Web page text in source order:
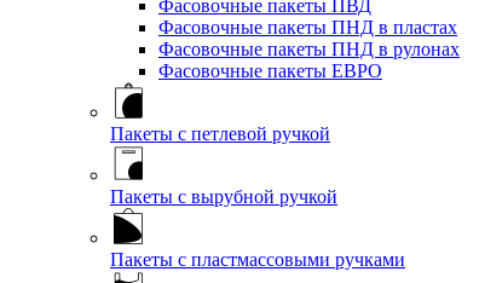
Фасовочные пакеты ПВД
Фасовочные пакеты ПНД в пластах
Фасовочные пакеты ПНД в рулонах
Фасовочные пакеты ЕВРО
Пакеты с петлевой ручкой
Пакеты с вырубной ручкой
Пакеты с пластмассовыми ручками